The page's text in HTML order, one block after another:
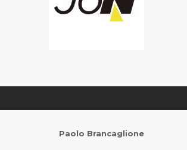
Paolo Brancaglione